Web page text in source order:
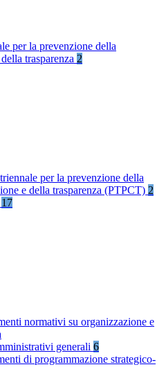
per la prevenzione della
trasparenza 2
per la prevenzione della
e della trasparenza (PTPCT) 2
17
normativi su organizzazione e
generali 6
di programmazione strategico-